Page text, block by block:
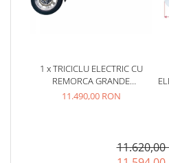
1 x TRICICLU ELECTRIC CU
REMORCA GRANDE
160X122CM, MOTOR 4000W,
11.490,00 RON
11.620,00